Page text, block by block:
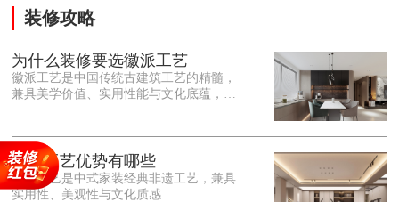
装修攻略
为什么装修要选徽派工艺
徽派工艺是中国传统古建筑工艺的精髓，
兼具美学价值、实用性能与文化底蕴，优
雕细琢的砖、木、石雕为特色，线条古朴
大气，意境悠远，自带东方中式雅致韵
味，耐看且不易过时。<o:p></o:p> 在工
艺品质上，徽派工艺遵循古法匠心工序，
徽派工艺优势有哪些
徽派工艺是中式家装经典非遗工艺，兼具
实用性、美观性与文化质感